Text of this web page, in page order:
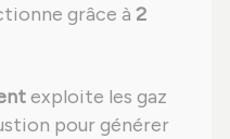
grâce à 2
exploite les gaz
pour générer